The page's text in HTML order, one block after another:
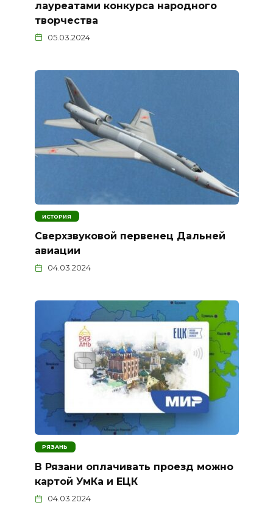
лауреатами конкурса народного
творчества
05.03.2024
ИСТОРИЯ
Сверхзвуковой первенец Дальней
авиации
04.03.2024
РЯЗАНЬ
В Рязани оплачивать проезд можно
картой УмКа и ЕЦК
04.03.2024